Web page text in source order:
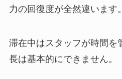
力の回復度が全然違います。
滞在中はスタッフが時間を
長は基本的にできません。